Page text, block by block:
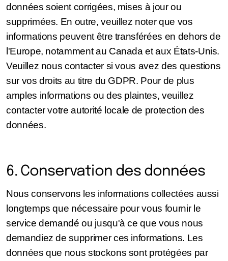
données soient corrigées, mises à jour ou
supprimées. En outre, veuillez noter que vos
informations peuvent être transférées en dehors de
l'Europe, notamment au Canada et aux États-Unis.
Veuillez nous contacter si vous avez des questions
sur vos droits au titre du GDPR. Pour de plus
amples informations ou des plaintes, veuillez
contacter votre autorité locale de protection des
données.
6. Conservation des données
Nous conservons les informations collectées aussi
longtemps que nécessaire pour vous fournir le
service demandé ou jusqu'à ce que vous nous
demandiez de supprimer ces informations. Les
données que nous stockons sont protégées par